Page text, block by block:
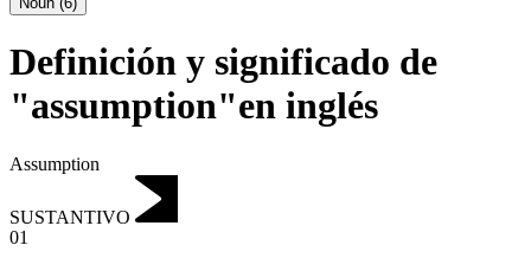
Definición y significado de
"assumption"en inglés
Assumption
SUSTANTIVO
01